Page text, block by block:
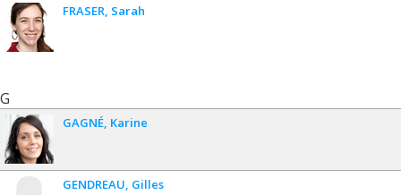
FRASER Sarah
G
GAGNÉ Karine
GENDREAU Gilles